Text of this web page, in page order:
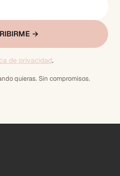
→
de privacidad.
quieras. Sin compromisos.